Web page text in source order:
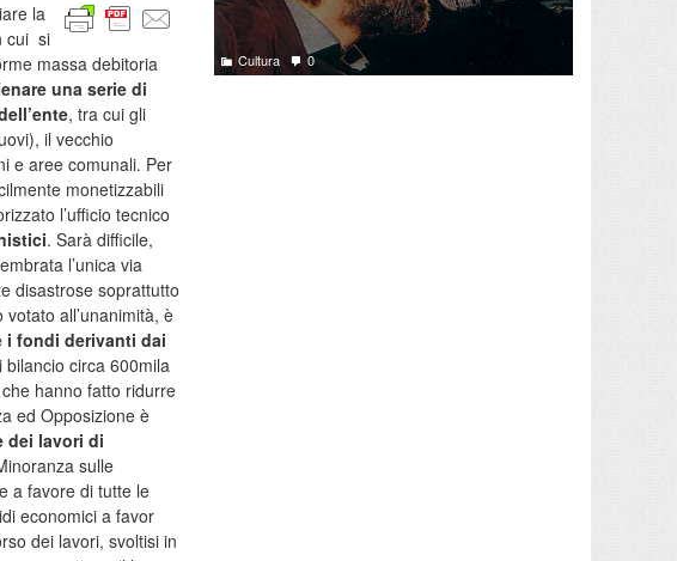
la
cui si
massa debitoria
una serie di
, tra cui gli
il vecchio
e aree comunali. Per
monetizzabili
l’ufficio tecnico
. Sarà difficile,
l’unica via
disastrose soprattutto
all’unanimità, è
i fondi derivanti dai
circa 600mila
hanno fatto ridurre
ed Opposizione è
dei lavori di
sulle
a favore di tutte le
economici a favor
dei lavori, svoltisi in
Cultura 0